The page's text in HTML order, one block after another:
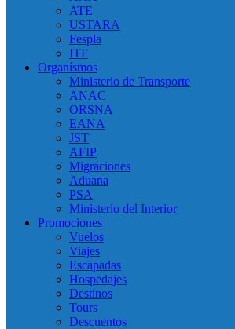
ATE
USTARA
Fespla
ITF
Organísmos
Ministerio de Transporte
ANAC
ORSNA
EANA
JST
AFIP
Migraciones
Aduana
PSA
Ministerio del Interior
Promociones
Vuelos
Viajes
Escapadas
Hospedajes
Destinos
Tours
Descuentos